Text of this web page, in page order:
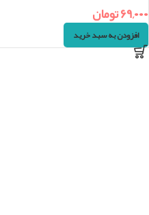
۶۹,۰۰۰تومان
افزودن به سبد خرید